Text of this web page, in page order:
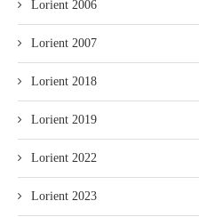
Lorient 2006
Lorient 2007
Lorient 2018
Lorient 2019
Lorient 2022
Lorient 2023